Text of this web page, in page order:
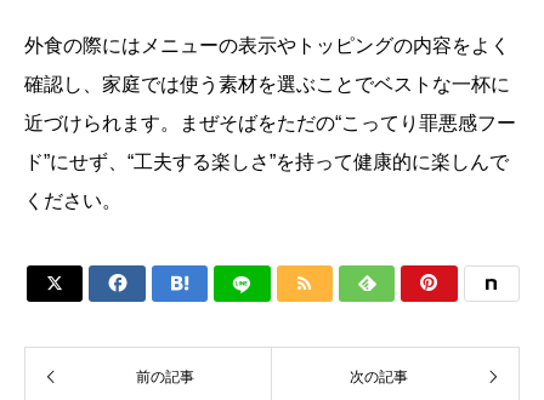
外食の際にはメニューの表示やトッピングの内容をよく
確認し、家庭では使う素材を選ぶことでベストな一杯に
近づけられます。まぜそばをただの“こってり罪悪感フー
ド”にせず、“工夫する楽しさ”を持って健康的に楽しんで
ください。
     
前の記事 次の記事